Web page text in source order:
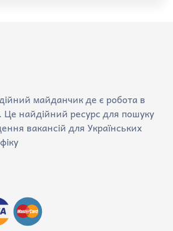
майданчик де є робота в
Це найдійний ресурс для пошуку
вакансій для Українських